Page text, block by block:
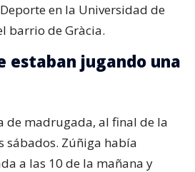
en la Universidad de
barrio de Gràcia.
estaban jugando una
de madrugada, al final de la
sábados. Zúñiga había
a las 10 de la mañana y